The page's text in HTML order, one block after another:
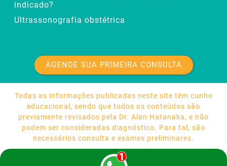
indicado?
Ultrassonografia obstétrica
AGENDE SUA PRIMEIRA CONSULTA
Todas as informações publicadas neste site têm cunho
educacional, sendo que todos os conteúdos são
previamente revisados pela Dr. Alan Hatanaka, e não
podem ser consideradas diagnóstico. Para tal, são
necessários consulta e exames preliminares.